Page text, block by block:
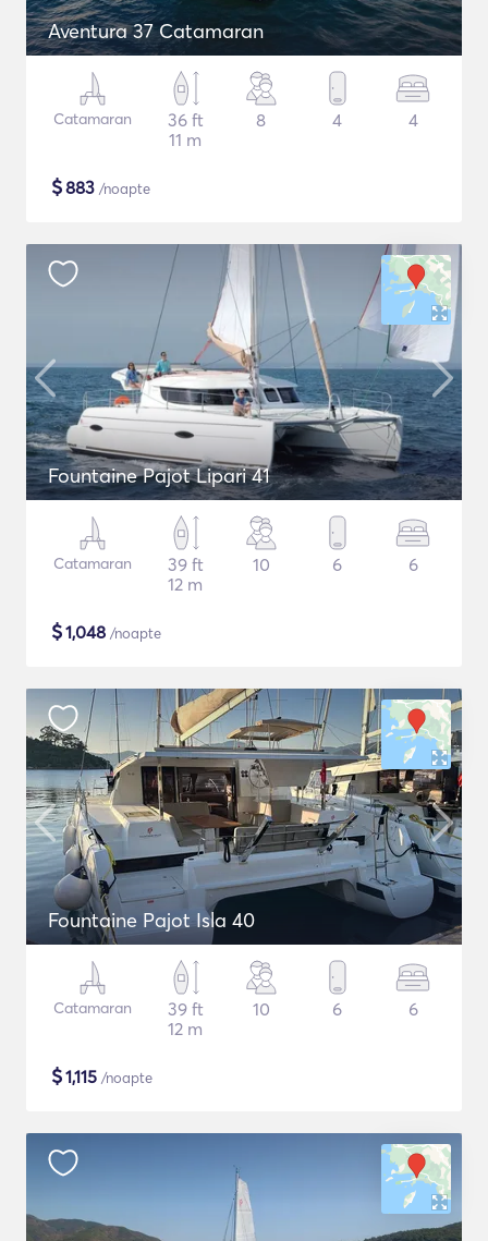
Aventura 37 Catamaran
Catamaran
36 ft
11 m
8 4 4
$883 /noapte
Fountaine Pajot Lipari 41
Catamaran
39 ft
12 m
10 6 6
$1,048 /noapte
Fountaine Pajot Isla 40
Catamaran
39 ft
12 m
10 6 6
$1,115 /noapte